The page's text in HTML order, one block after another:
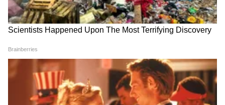
3
5
Image Credit :Google